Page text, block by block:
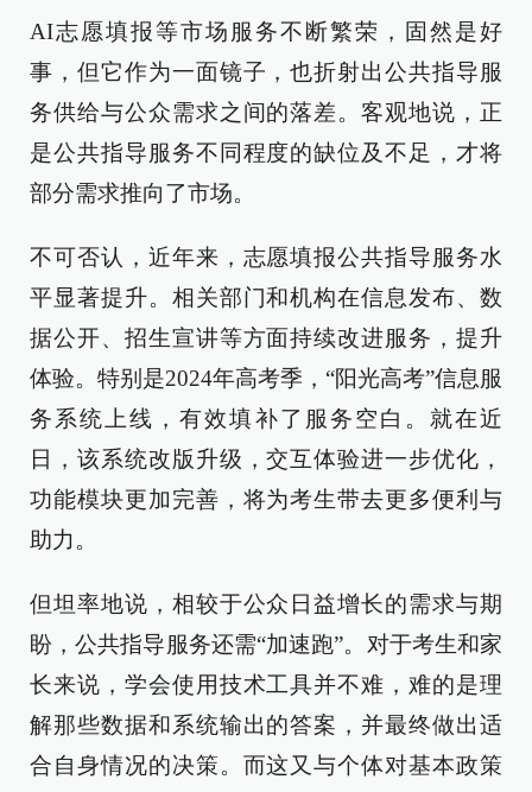
AI志愿填报等市场服务不断繁荣，固然是好
事，但它作为一面镜子，也折射出公共指导服
务供给与公众需求之间的落差。客观地说，正
是公共指导服务不同程度的缺位及不足，才将
部分需求推向了市场。
不可否认，近年来，志愿填报公共指导服务水
平显著提升。相关部门和机构在信息发布、数
据公开、招生宣讲等方面持续改进服务，提升
体验。特别是2024年高考季，“阳光高考”信息服
务系统上线，有效填补了服务空白。就在近
日，该系统改版升级，交互体验进一步优化，
功能模块更加完善，将为考生带去更多便利与
助力。
但坦率地说，相较于公众日益增长的需求与期
盼，公共指导服务还需“加速跑”。对于考生和家
长来说，学会使用技术工具并不难，难的是理
解那些数据和系统输出的答案，并最终做出适
合自身情况的决策。而这又与个体对基本政策